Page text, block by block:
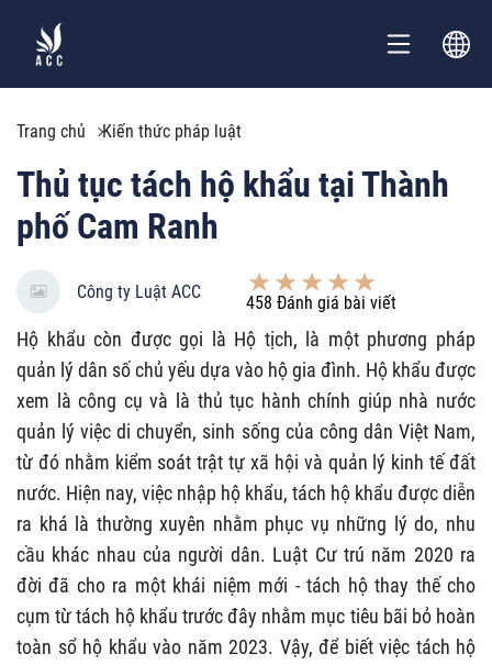
Trang chủ Kiến thức pháp luật
Thủ tục tách hộ khẩu tại Thành
phố Cam Ranh
Công ty Luật ACC
458 Đánh giá bài viết
Hộ khẩu còn được gọi là Hộ tịch, là một phương pháp
quản lý dân số chủ yếu dựa vào hộ gia đình. Hộ khẩu được
xem là công cụ và là thủ tục hành chính giúp nhà nước
quản lý việc di chuyển, sinh sống của công dân Việt Nam,
từ đó nhằm kiểm soát trật tự xã hội và quản lý kinh tế đất
nước. Hiện nay, việc nhập hộ khẩu, tách hộ khẩu được diễn
ra khá là thường xuyên nhằm phục vụ những lý do, nhu
cầu khác nhau của người dân. Luật Cư trú năm 2020 ra
đời đã cho ra một khái niệm mới - tách hộ thay thế cho
cụm từ tách hộ khẩu trước đây nhằm mục tiêu bãi bỏ hoàn
toàn sổ hộ khẩu vào năm 2023. Vậy, để biết việc tách hộ